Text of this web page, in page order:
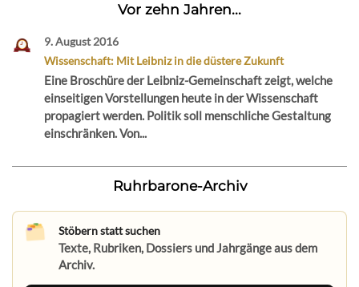
Vor zehn Jahren...
9. August 2016
Wissenschaft: Mit Leibniz in die düstere Zukunft
Eine Broschüre der Leibniz-Gemeinschaft zeigt, welche
einseitigen Vorstellungen heute in der Wissenschaft
propagiert werden. Politik soll menschliche Gestaltung
einschränken. Von...
Ruhrbarone-Archiv
Stöbern statt suchen
Texte, Rubriken, Dossiers und Jahrgänge aus dem
Archiv.